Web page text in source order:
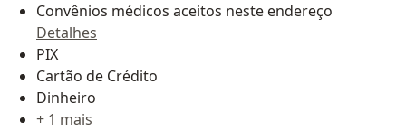
Convênios médicos aceitos neste endereço
Detalhes
PIX
Cartão de Crédito
Dinheiro
+ 1 mais